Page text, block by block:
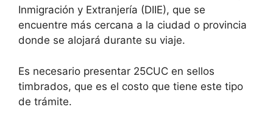
Inmigración y Extranjería (DIIE), que se
encuentre más cercana a la ciudad o provincia
donde se alojará durante su viaje.
Es necesario presentar 25CUC en sellos
timbrados, que es el costo que tiene este tipo
de trámite.